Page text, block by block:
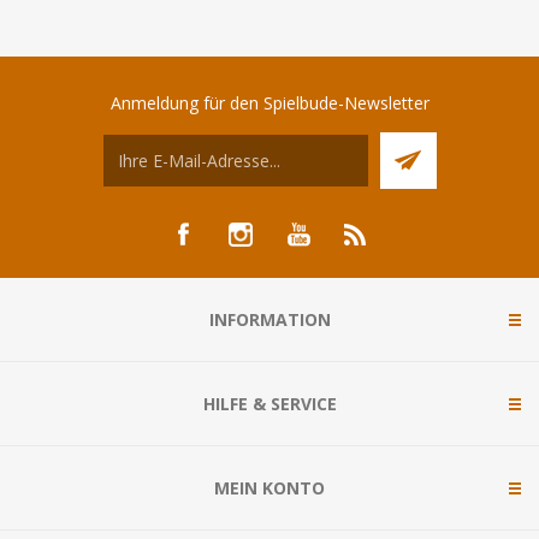
Anmeldung für den Spielbude-Newsletter
INFORMATION
HILFE & SERVICE
MEIN KONTO